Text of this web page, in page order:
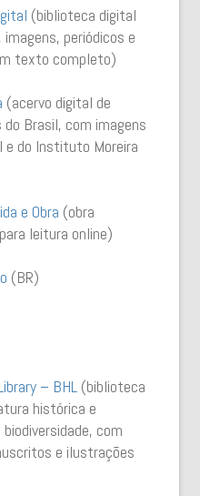
(biblioteca digital
periódicos e
texto completo)
(acervo digital de
Brasil, com imagens
e do Instituto Moreira
e Obra (obra
leitura online)
(BR)
– BHL (biblioteca
histórica e
com
e ilustrações